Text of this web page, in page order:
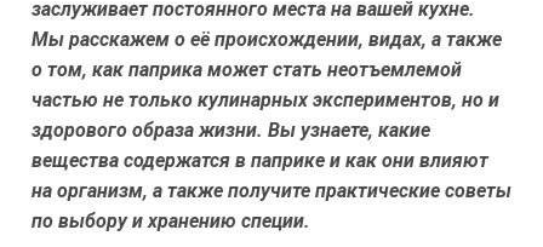
заслуживает постоянного места на вашей кухне.
Мы расскажем о её происхождении, видах, а также
о том, как паприка может стать неотъемлемой
частью не только кулинарных экспериментов, но и
здорового образа жизни. Вы узнаете, какие
вещества содержатся в паприке и как они влияют
на организм, а также получите практические советы
по выбору и хранению специи.